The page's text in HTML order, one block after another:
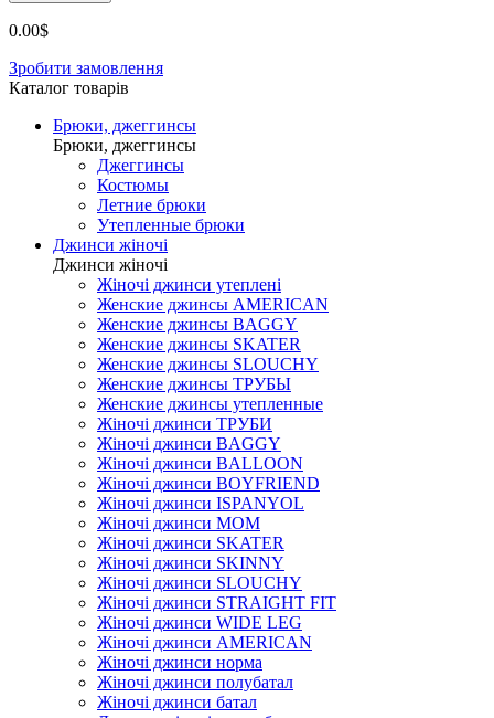
0.00$
Зробити замовлення
Каталог товарiв
Брюки, джеггинсы
Брюки, джеггинсы
Джеггинсы
Костюмы
Летние брюки
Утепленные брюки
Джинси жіночі
Джинси жіночі
Жіночі джинси утеплені
Женские джинсы AMERICAN
Женские джинсы BAGGY
Женские джинсы SKATER
Женские джинсы SLOUCHY
Женские джинсы ТРУБЫ
Женские джинсы утепленные
Жіночі джинси ТРУБИ
Жіночі джинси BAGGY
Жіночі джинси BALLOON
Жіночі джинси BOYFRIEND
Жіночі джинси ISPANYOL
Жіночі джинси МОМ
Жіночі джинси SKATER
Жіночі джинси SKINNY
Жіночі джинси SLOUCHY
Жіночі джинси STRAIGHT FIT
Жіночі джинси WIDE LEG
Жіночі джинси AMERICAN
Жіночі джинси норма
Жіночі джинси полубатал
Жіночі джинси батал